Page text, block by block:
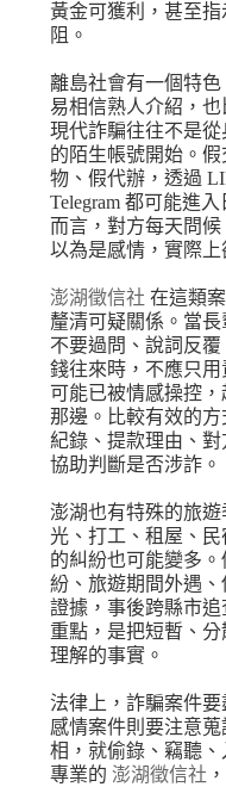
黃金可獲利，甚至
阻。
離島社會有一個特
易相信熟人介紹，
現代詐騙往往不是
的陌生帳號開始。
物、假代辦，透過
Telegram 都可能進
而言，對方每天問
以為是感情，實際
澎湖徵信社 在這類
釐清可疑關係。當
不要過問、說詞反
錢往來時，不應只
可能已被情感操控
那邊。比較有效的
紀錄、提款理由、
協助判斷是否涉詐。
澎湖也有特殊的旅
光、打工、租屋、
的糾紛也可能變多
紛、旅遊期間外遇
證據，事後跨縣市
重點，是把短暫、
理解的事實。
法律上，詐騙案件
感情案件則要注意
相，就偷錄、竊聽
專業的澎湖徵信社